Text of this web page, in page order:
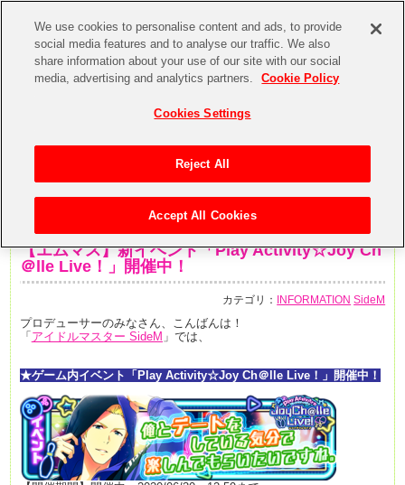
【エムマス】新イベント「Play Activity☆Joy Ch
＠lle Live！」開催中！
カテゴリ： INFORMATION SideM
プロデューサーのみなさん、こんばんは！
「 アイドルマスター SideM 」では、
★ゲーム内イベント「Play Activity☆Joy Ch＠lle Live！」開催中！
We use cookies to personalise content and ads, to provide
social media features and to analyse our traffic. We also
share information about your use of our site with our social
media, advertising and analytics partners.
Cookie Policy
Cookies Settings
Reject All
Accept All Cookies